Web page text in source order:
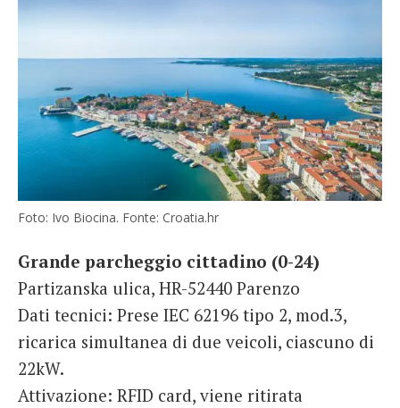
Foto: Ivo Biocina. Fonte: Croatia.hr
Grande parcheggio cittadino (0-24)
Partizanska ulica, HR-52440 Parenzo
Dati tecnici: Prese IEC 62196 tipo 2, mod.3,
ricarica simultanea di due veicoli, ciascuno di
22kW.
Attivazione: RFID card, viene ritirata